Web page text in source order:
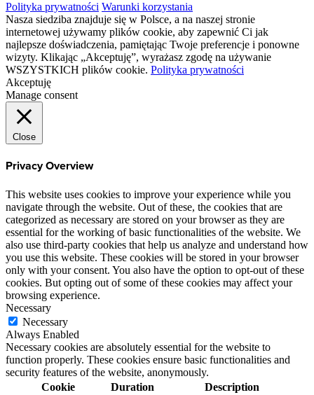
Polityka prywatności Warunki korzystania
Nasza siedziba znajduje się w Polsce, a na naszej stronie
internetowej używamy plików cookie, aby zapewnić Ci jak
najlepsze doświadczenia, pamiętając Twoje preferencje i ponowne
wizyty. Klikając „Akceptuję”, wyrażasz zgodę na używanie
WSZYSTKICH plików cookie. Polityka prywatności
Akceptuję
Manage consent
Close
Privacy Overview
This website uses cookies to improve your experience while you
navigate through the website. Out of these, the cookies that are
categorized as necessary are stored on your browser as they are
essential for the working of basic functionalities of the website. We
also use third-party cookies that help us analyze and understand how
you use this website. These cookies will be stored in your browser
only with your consent. You also have the option to opt-out of these
cookies. But opting out of some of these cookies may affect your
browsing experience.
Necessary
Necessary
Always Enabled
Necessary cookies are absolutely essential for the website to
function properly. These cookies ensure basic functionalities and
security features of the website, anonymously.
Cookie
Duration Description